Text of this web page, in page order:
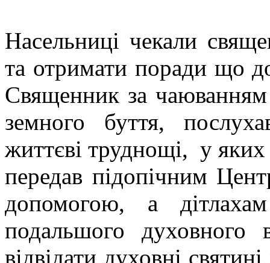
Насельниці чекали
та отримати поради що
Священник за чаюванням
земного буття,
життєві труднощі, у
передав підопічним
допомогою, а
подальшого духовного
відвідати духовні